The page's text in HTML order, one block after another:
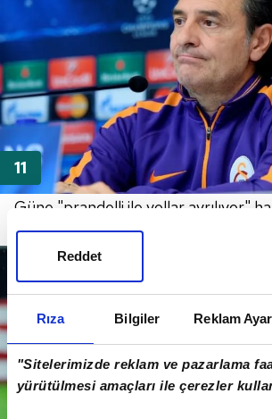
Rıza Bilgiler Reklam
"Sitelerimizde reklam ve pazarlama
yürütülmesi amaçları ile çerezler
Reddet
Güne "prandelli ile yollar ayrılıyor"
<3 Ayy hadi inşallahh :(